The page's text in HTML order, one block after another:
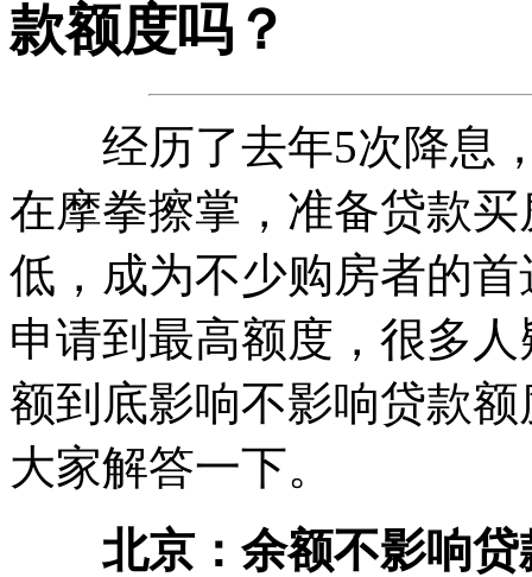
款额度吗？
经历了去年5次降息，
在摩拳擦掌，准备贷款
低，成为不少购房者的
申请到最高额度，很多
额到底影响不影响贷款
大家解答一下。
北京：余额不影响贷